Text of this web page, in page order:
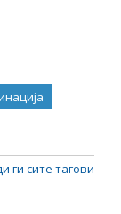
јавната
ги сите тагови